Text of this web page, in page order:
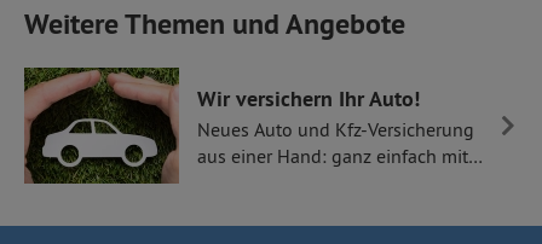
Weitere Themen und Angebote
Wir versichern Ihr Auto!
Neues Auto und Kfz-Versicherung
aus einer Hand: ganz einfach mit